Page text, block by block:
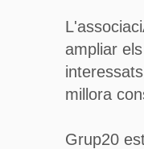
ampliar
millora
Grup20